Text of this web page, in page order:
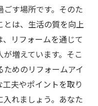
す場所です。そのた
とは、生活の質を向上
リフォームを通じて
増えています。そこ
めのリフォームアイ
夫やポイントを取り
れましょう。あなた